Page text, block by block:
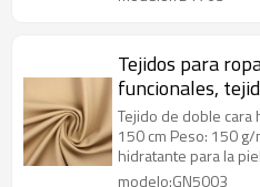
Tejidos para
funcionales,
hidratantes
Tejido de doble cara
150 cm Peso: 150
hidratante para la
modelo:GN5003